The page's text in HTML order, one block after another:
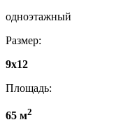
одноэтажный
Размер:
9x12
Площадь:
65 м2